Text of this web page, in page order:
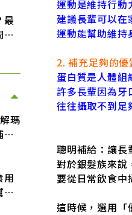
運動是維持行動
建議長輩可以在
運動能幫助維持
2. 補充足夠的優
蛋白質是人體組
許多長輩因為牙
往往攝取不到足
聰明補給：讓長
對於銀髮族來說
要從日常飲食中
這時候，選用「
最
題
瑪
強
用
助